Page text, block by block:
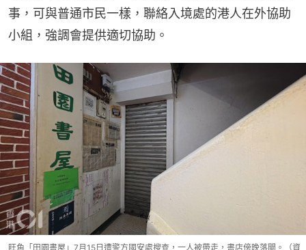
事，可與普通市民一樣，聯絡入境處的港人在外協助
小組，強調會提供適切協助。
旺角「田園書屋」7月15日遭警方國安處搜查，一人被帶走，書店傍晚落閘。（資